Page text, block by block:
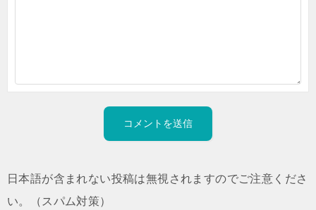
日本語が含まれない投稿は無視されますのでご注意くださ
い。（スパム対策）